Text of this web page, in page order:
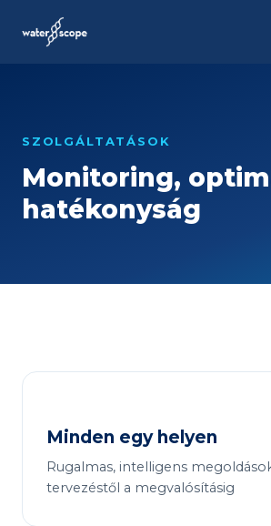
SZOLGÁLTATÁSOK
Monitoring,
hatékonyság
Minden egy helyen
Rugalmas, intelligens
tervezéstől a megvalósításig